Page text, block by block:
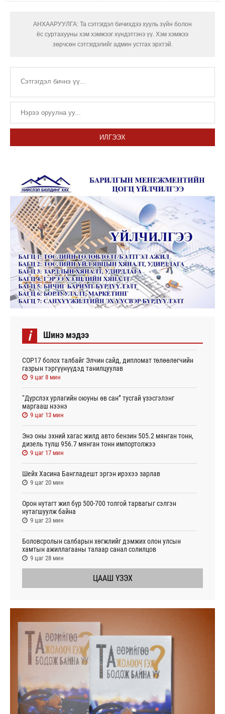
АНХААРУУЛГА: Та сэтгэгдэл бичихдээ хууль зүйн болон
ёс суртахууны хэм хэмжээг хүндэтгэнэ үү. Хэм хэмжээ
зөрчсөн сэтгэгдэлийг админ устгах эрхтэй.
ИЛГЭЭХ
i Шинэ мэдээ
СОР17 болох талбайг Элчин сайд, дипломат төлөөлөгчийн
газрын тэргүүнүүдэд танилцуулав
9 цаг 8 мин
“Дүрслэх урлагийн оюуны өв сан” тусгай үзэсгэлэнг
маргааш нээнэ
9 цаг 13 мин
Энэ оны эхний хагас жилд авто бензин 505.2 мянган тонн,
дизель түлш 956.7 мянган тонн импортолжээ
9 цаг 17 мин
Шейх Хасина Бангладешт эргэн ирэхээ зарлав
9 цаг 20 мин
Орон нутагт жил бүр 500-700 толгой тарвагыг сэлгэн
нутагшуулж байна
9 цаг 23 мин
Боловсролын салбарын хөгжлийг дэмжих олон улсын
хамтын ажиллагааны талаар санал солилцов
9 цаг 28 мин
ЦААШ ҮЗЭХ